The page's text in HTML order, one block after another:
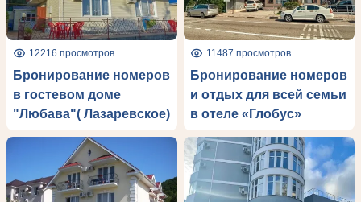
12216 просмотров
Бронирование номеров
в гостевом доме
"Любава"( Лазаревское)
11487 просмотров
Бронирование номеров
и отдых для всей семьи
в отеле «Глобус»